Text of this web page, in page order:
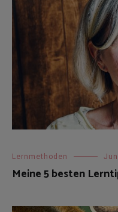
Lernmethoden
Meine 5 besten